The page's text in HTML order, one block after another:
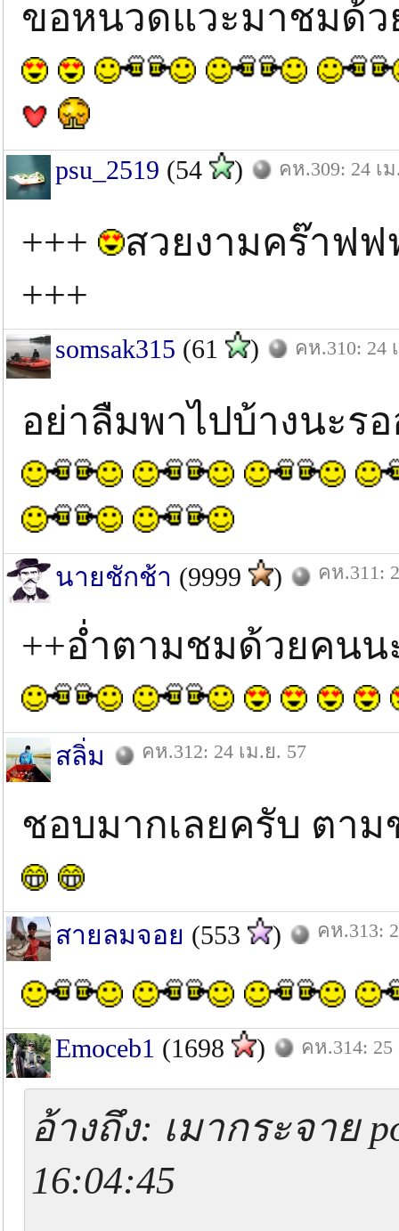
ขอหนวดแวะมาชมด้
psu_2519 (54 ) คห.309: 24 เ
+++
สวยงามคร๊าฟ
+++
somsak315 (61 ) คห.310: 24
อย่าลืมพาไปบ้างนะร
นายชักช้า (9999 ) คห.311:
++อ่ำตามชมด้วยคน
สลิ่ม คห.312: 24 เม.ย. 57
ชอบมากเลยครับ ตา
สายลมจอย (553 ) คห.313:
Emoceb1 (1698 ) คห.314: 25
อ้างถึง: เมากระจาย
16:04:45